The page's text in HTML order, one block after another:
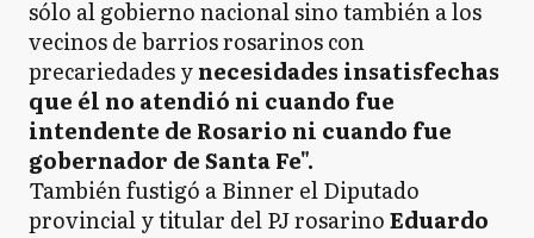
sólo al gobierno nacional sino también a los
vecinos de barrios rosarinos con
precariedades ynecesidades insatisfechas
que él no atendió ni cuando fue
intendente de Rosario ni cuando fue
gobernador de Santa Fe".
También fustigó a Binner el Diputado
provincial y titular del PJ rosarinoEduardo